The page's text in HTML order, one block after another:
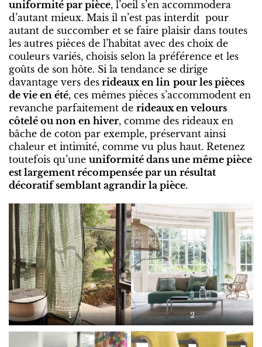
uniformité par pièce, l’oeil s’en accommodera
d’autant mieux. Mais il n’est pas interdit pour
autant de succomber et se faire plaisir dans toutes
les autres pièces de l’habitat avec des choix de
couleurs variés, choisis selon la préférence et les
goûts de son hôte. Si la tendance se dirige
davantage vers des rideaux en lin pour les pièces
de vie en été, ces mêmes pièces s’accommodent en
revanche parfaitement de rideaux en velours
côtelé ou non en hiver, comme des rideaux en
bâche de coton par exemple, préservant ainsi
chaleur et intimité, comme vu plus haut. Retenez
toutefois qu’une uniformité dans une même pièce
est largement récompensée par un résultat
décoratif semblant agrandir la pièce.
1 2